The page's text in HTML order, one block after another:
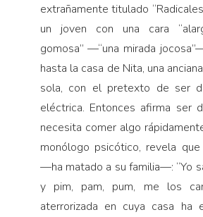
extrañamente titulado
un joven con una cara
gomosa” —“una mirada
hasta la casa de Nita, una
sola, con el pretexto de ser
eléctrica. Entonces afirma ser
necesita comer algo
monólogo psicótico, revela
—ha matado a su familia—: “Yo
y pim, pam, pum, me los
aterrorizada en cuya casa ha